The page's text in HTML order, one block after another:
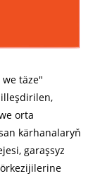
täze"
orta
kärhanalaryň
garaşsyz